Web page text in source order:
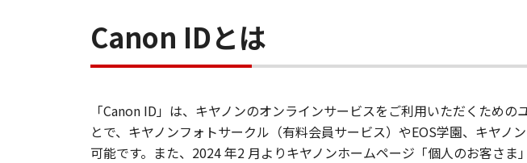
Canon IDとは
「Canon ID」は、キヤノンのオンラインサービスをご利用いただくため
とで、キヤノンフォトサークル（有料会員サービス）やEOS学園、キヤ
可能です。また、2024 年2 月よりキヤノンホームページ「個人のお客さ